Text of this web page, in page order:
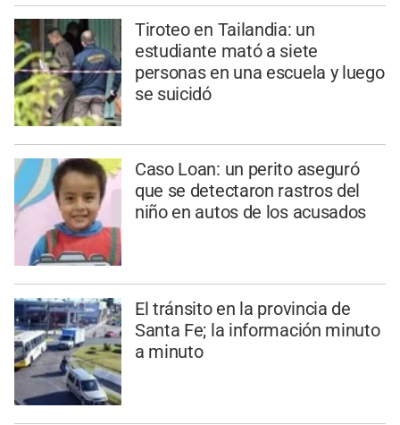
Tiroteo en Tailandia: un
estudiante mató a siete
personas en una escuela y luego
se suicidó
Caso Loan: un perito aseguró
que se detectaron rastros del
niño en autos de los acusados
El tránsito en la provincia de
Santa Fe; la información minuto
a minuto